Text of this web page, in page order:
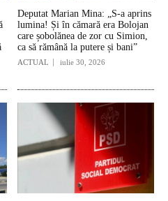
Deputat Marian Mina: „S-a aprins
lumina! Și în cămară era Bolojan
care șobolănea de zor cu Simion,
ca să rămână la putere și bani”
ACTUAL iulie 30, 2026